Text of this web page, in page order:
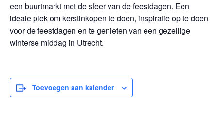
een buurtmarkt met de sfeer van de feestdagen. Een
ideale plek om kerstinkopen te doen, inspiratie op te doen
voor de feestdagen en te genieten van een gezellige
winterse middag in Utrecht.
Toevoegen aan kalender